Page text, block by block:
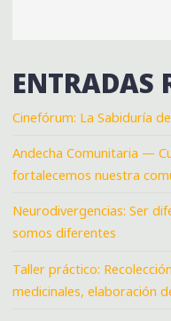
ENTRADAS
Cinefórum: La Sabiduría
Andecha Comunitaria —
fortalecemos nuestra
Neurodivergencias: Ser
somos diferentes
Taller práctico:
medicinales, elaboración